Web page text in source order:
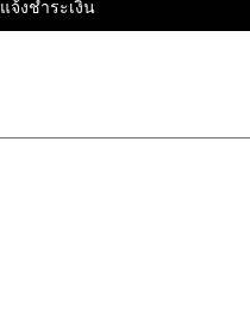
แจ้งชำระเงิน